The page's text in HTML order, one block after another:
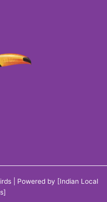
| Powered by [Indian Local